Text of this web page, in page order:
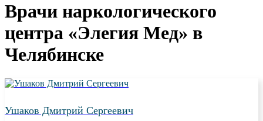
Врачи наркологического
центра «Элегия Мед» в
Челябинске
Ушаков Дмитрий Сергеевич